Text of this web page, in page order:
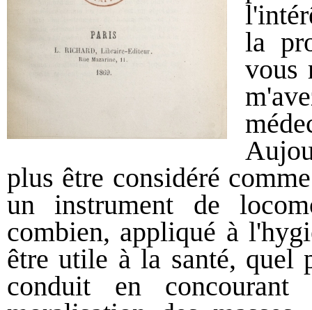
la
vous
plus être considéré
un instrument de
combien, appliqué à
être utile à la santé,
conduit en